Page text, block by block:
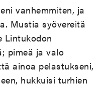
vanhemmiten, ja
Mustia syövereitä
Lintukodon
pimeä ja valo
ainoa pelastukseni,
hukkuisi turhien